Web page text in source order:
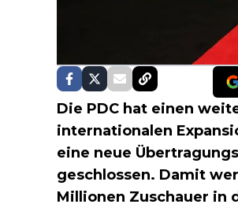
Die PDC hat einen
internationalen
eine neue
geschlossen. Damit
Millionen Zuschauer in